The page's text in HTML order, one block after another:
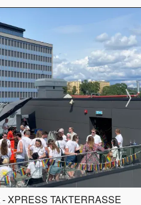
XPRESS TAKTERRASSE